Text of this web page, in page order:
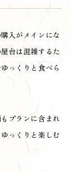
入がメインにな
台は混雑するた
っくりと食べら
プランに含まれ
っくりと楽しむ